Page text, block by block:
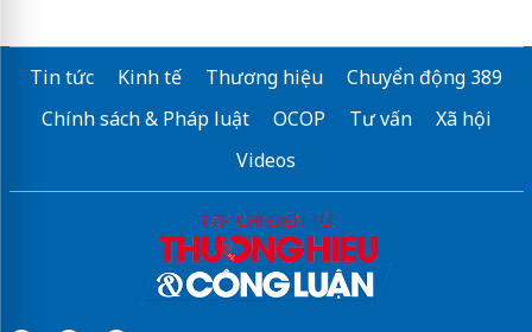
Tin tức Kinh tế Thương hiệu
Chuyển động 389
Chính sách & Pháp luật
OCOP Tư vấn
Xã hội
Videos